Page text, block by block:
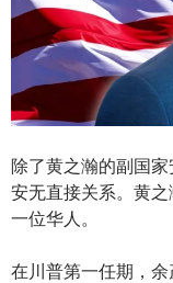
除了黄之瀚的副国
安无直接关系。黄
一位华人。
在川普第一任期，